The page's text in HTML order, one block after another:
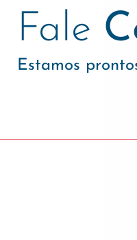
Fale
Estamos